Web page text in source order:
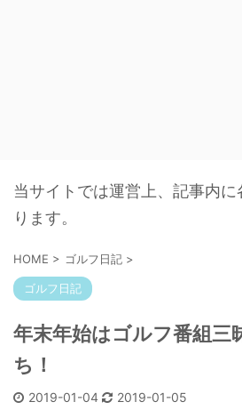
当サイトでは運営上、記事内
ります。
HOME > ゴルフ日記 >
ゴルフ日記
年末年始はゴルフ番組三
ち！
2019-01-04 2019-01-05